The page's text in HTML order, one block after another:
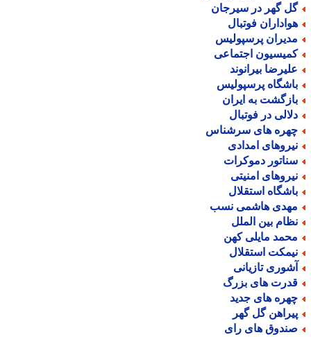
گهر در سیرجان
فوتبال
پرسپولیس
اجتماعی
بیرانوند
پرسپولیس
به ایران
در فوتبال
های سرشناس
امدادی
دموکرات
امنیتی
استقلال
هاشمی نسب
بین الملل
مایلی کهن
استقلال
تازیانی
های بزرگ
های جدید
گل گهر
های رای